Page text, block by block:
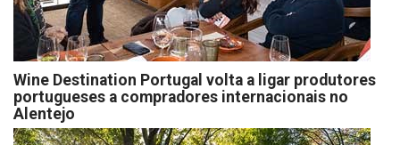
Wine Destination Portugal volta a ligar produtores
portugueses a compradores internacionais no
Alentejo